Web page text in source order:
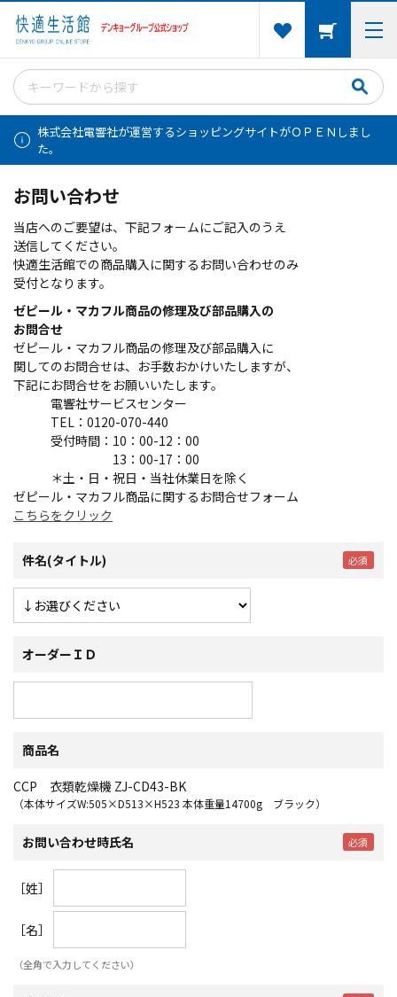
株式会社電響社が運営するショッピングサイトがＯＰＥＮしまし
た。
お問い合わせ
当店へのご要望は、下記フォームにご記入のうえ
送信してください。
快適生活館での商品購入に関するお問い合わせのみ
受付となります。
ゼピール・マカフル商品の修理及び部品購入の
お問合せ
ゼピール・マカフル商品の修理及び部品購入に
関してのお問合せは、お手数おかけいたしますが、
下記にお問合せをお願いいたします。
電響社サービスセンター
TEL：0120-070-440
受付時間：10：00-12：00
13：00-17：00
＊土・日・祝日・当社休業日を除く
ゼピール・マカフル商品に関するお問合せフォーム
こちらをクリック
件名(タイトル)
オーダーＩＤ
商品名
CCP 衣類乾燥機 ZJ-CD43-BK
（本体サイズW:505×D513×H523 本体重量14700g ブラック）
お問い合わせ時氏名
［姓］
［名］
（全角で入力してください）